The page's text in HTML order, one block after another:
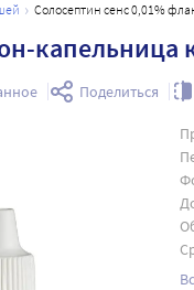
Солосептин сенс 0,01%
Поделиться